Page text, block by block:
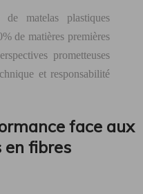
matelas plastiques
de matières premières
prometteuses
et responsabilité
face aux
fibres